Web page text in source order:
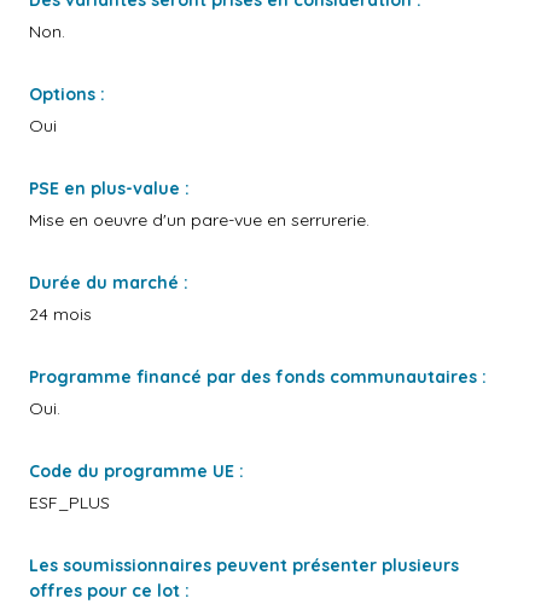
Non.
Options :
Oui
PSE en plus-value :
Mise en oeuvre d'un pare-vue en serrurerie.
Durée du marché :
24 mois
Programme financé par des fonds communautaires :
Oui.
Code du programme UE :
ESF_PLUS
Les soumissionnaires peuvent présenter plusieurs
offres pour ce lot :